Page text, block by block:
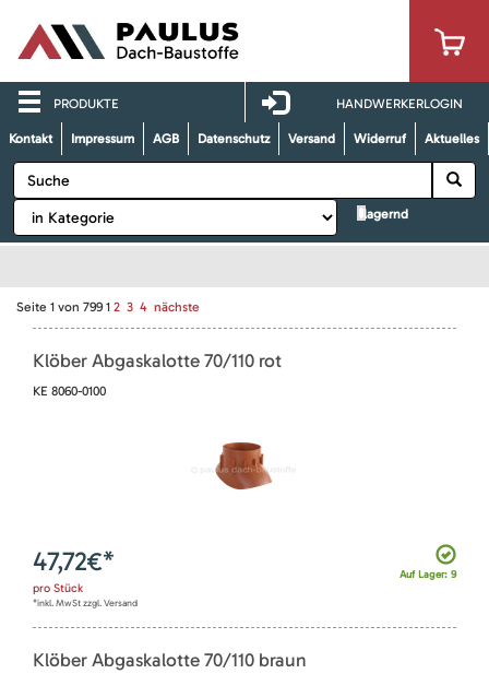
PRODUKTE HANDWERKERLOGIN
Kontakt Impressum AGB Datenschutz Versand Widerruf Aktuelles
lagernd
Seite 1 von 799 1 2 3 4 nächste
Klöber Abgaskalotte 70/110 rot
KE 8060-0100
Auf Lager: 9
47,72€*
pro Stück
*inkl. MwSt zzgl. Versand
Klöber Abgaskalotte 70/110 braun